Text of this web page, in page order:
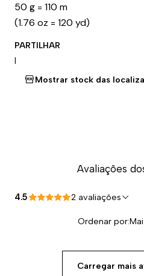
50 g = 110 m
(1.76 oz = 120 yd)
PARTILHAR
|
Mostrar stock das
Avaliações
4.5 2 avaliações
Ordenar por:
Carregar mais